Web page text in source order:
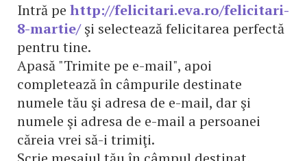
Intră pe http://felicitari.eva.ro/felicitari-
8-martie/ şi selectează felicitarea perfectă
pentru tine.
Apasă "Trimite pe e-mail", apoi
completează în câmpurile destinate
numele tău şi adresa de e-mail, dar şi
numele şi adresa de e-mail a persoanei
căreia vrei să-i trimiţi.